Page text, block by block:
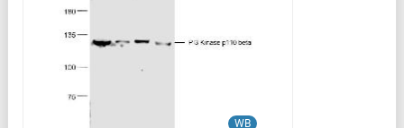
WB